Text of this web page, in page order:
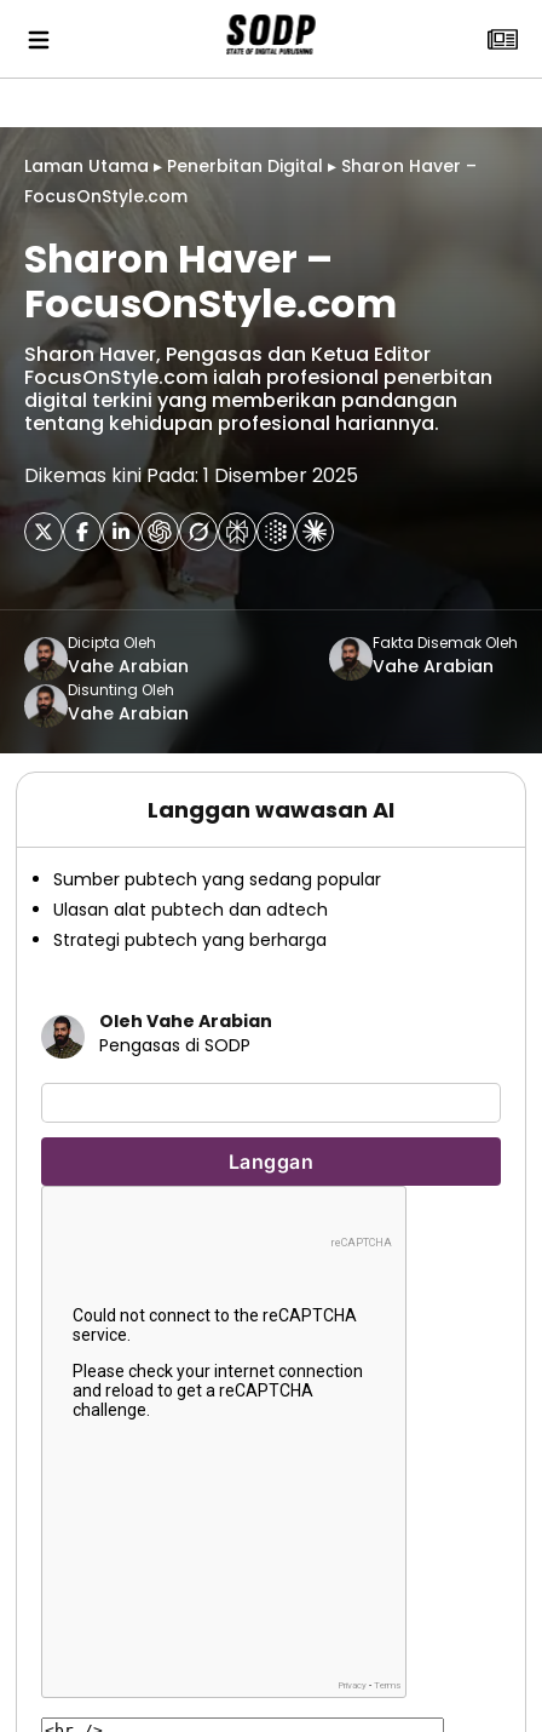
Laman Utama ▸ Penerbitan Digital ▸ Sharon Haver –
FocusOnStyle.com
Sharon Haver –
FocusOnStyle.com
Sharon Haver, Pengasas dan Ketua Editor
FocusOnStyle.com ialah profesional penerbitan
digital terkini yang memberikan pandangan
tentang kehidupan profesional hariannya.
Dikemas kini Pada: 1 Disember 2025
Dicipta Oleh
Vahe Arabian
Fakta Disemak Oleh
Vahe Arabian
Disunting Oleh
Vahe Arabian
Langgan wawasan AI
Sumber pubtech yang sedang popular
Ulasan alat pubtech dan adtech
Strategi pubtech yang berharga
Oleh Vahe Arabian
Pengasas di SODP